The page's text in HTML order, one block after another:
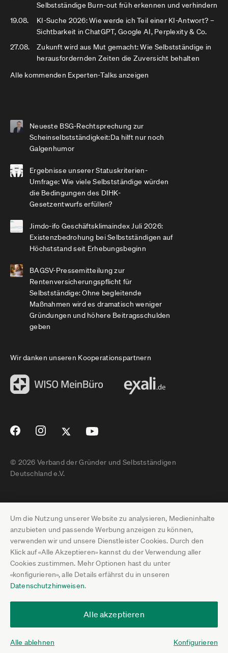
Um die Nutzung unserer Website zu analysieren, Medieninhalte
anzubieten und passende Werbung anzeigen zu können,
verwenden wir und unsere Dienstleister Cookies. Durch den
Klick auf «Alle Akzeptieren» kannst du der Verwendung aller
Cookies zustimmen. Mehr Optionen hast du unter
«konfigurieren», alle Details erfährst du in unseren
Datenschutzhinweisen.
Alle akzeptieren
Alle ablehnen Konfigurieren
Selbstständige Burn-out früh erkennen und verhindern
19.08.
KI-Suche 2026: Wie werde ich Teil einer KI-Antwort? –
Sichtbarkeit in ChatGPT, Google AI, Perplexity & Co.
27.08.
Zukunft wird aus Mut gemacht: Wie Selbstständige in
herausfordernden Zeiten die Zuversicht behalten
Alle kommenden Experten-Talks anzeigen
Neueste BSG-Rechtsprechung zur
Scheinselbstständigkeit:Da hilft nur noch
Galgenhumor
Ergebnisse unserer Statuskriterien-
Umfrage: Wie viele Selbstständige würden
die Bedingungen des DIHK-
Gesetzentwurfs erfüllen?
Jimdo-ifo Geschäftsklimaindex Juli 2026:
Existenzbedrohung bei Selbstständigen auf
Höchststand seit Erhebungsbeginn
BAGSV-Pressemitteilung zur
Rentenversicherungspflicht für
Selbstständige: Ohne begleitende
Maßnahmen wird es dramatisch weniger
Gründungen und höhere Beitragsschulden
geben
Wir danken unseren Kooperationspartnern
© 2026 Verband der Gründer und Selbstständigen
Deutschland e.V.
Impressum
Datenschutz
Pressebereich
Jobs